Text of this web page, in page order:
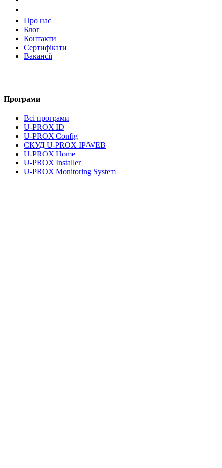
Про нас
Блог
Контакти
Сертифікати
Вакансії
Програми
Всі програми
U-PROX ID
U-PROX Config
СКУД U-PROX IP/WEB
U-PROX Home
U-PROX Installer
U-PROX Monitoring System